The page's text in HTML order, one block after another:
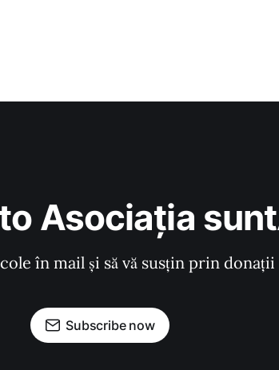
Asociația
în mail și să vă susțin prin donații
Subscribe now